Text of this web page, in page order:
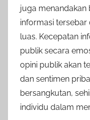
juga menandakan
informasi tersebar
luas. Kecepatan
publik secara
opini publik akan
dan sentimen
bersangkutan,
individu dalam